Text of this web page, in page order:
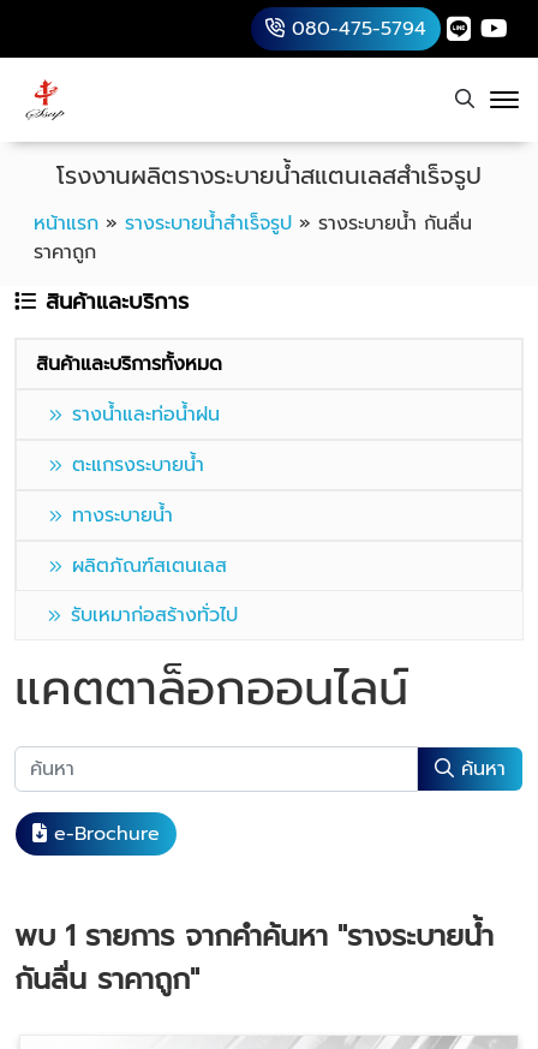
080-475-5794
หน้าแรก » รางระบายน้ำสำเร็จรูป » รางระบายน้ำ กันลื่น
ราคาถูก
โรงงานผลิตรางระบายน้ำสแตนเลสสำเร็จรูป
สินค้าและบริการ
สินค้าและบริการทั้งหมด
รางน้ำและท่อน้ำฝน
ตะแกรงระบายน้ำ
ทางระบายน้ำ
ผลิตภัณฑ์สเตนเลส
รับเหมาก่อสร้างทั่วไป
แคตตาล็อกออนไลน์
ค้นหา
e-Brochure
พบ 1 รายการ จากคำค้นหา "รางระบายน้ำ
กันลื่น ราคาถูก"